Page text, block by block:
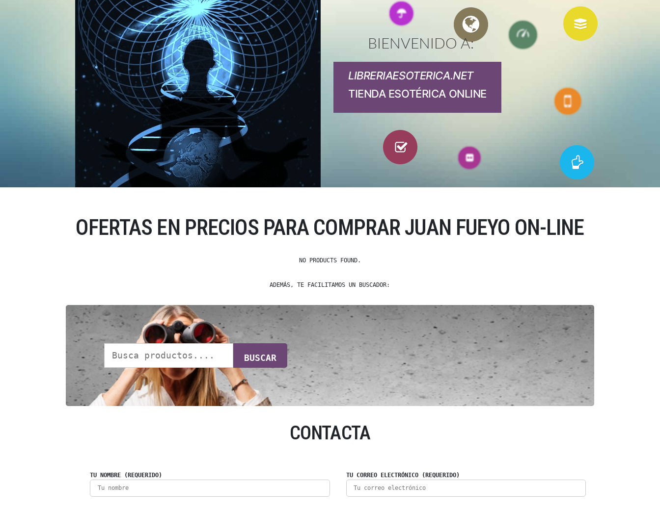
LIBRERIAESOTERICA.NET
TIENDA ESOTÉRICA ONLINE
BIENVENIDO A:
OFERTAS EN PRECIOS PARA COMPRAR JUAN FUEYO ON-LINE
NO PRODUCTS FOUND.
ADEMÁS, TE FACILITAMOS UN BUSCADOR:
BUSCAR
CONTACTA
TU NOMBRE (REQUERIDO) TU CORREO ELECTRÓNICO (REQUERIDO)